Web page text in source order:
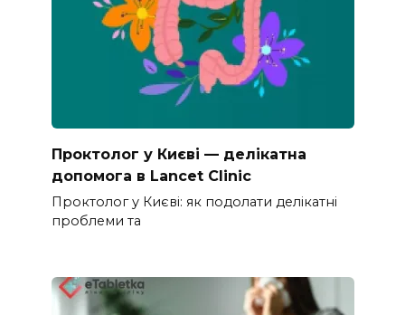
Проктолог у Києві — делікатна
допомога в Lancet Clinic
Проктолог у Києві: як подолати делікатні
проблеми та